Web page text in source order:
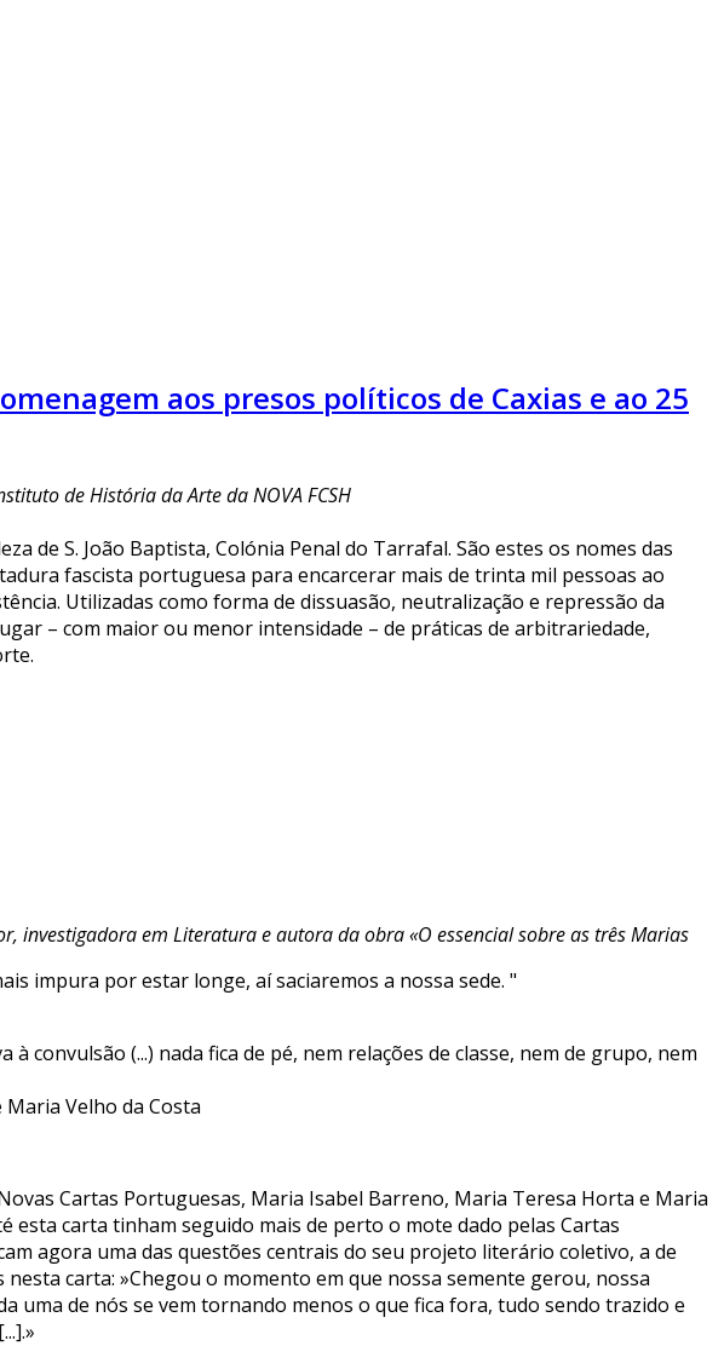
aos presos políticos de Caxias e ao 25
de História da Arte da NOVA FCSH
de S. João Baptista, Colónia Penal do Tarrafal. São estes os nomes das
fascista portuguesa para encarcerar mais de trinta mil pessoas ao
Utilizadas como forma de dissuasão, neutralização e repressão da
– com maior ou menor intensidade – de práticas de arbitrariedade,
investigadora em Literatura e autora da obra «O essencial sobre as três Marias
impura por estar longe, aí saciaremos a nossa sede. "
convulsão (...) nada fica de pé, nem relações de classe, nem de grupo, nem
Velho da Costa
Cartas Portuguesas, Maria Isabel Barreno, Maria Teresa Horta e Maria
esta carta tinham seguido mais de perto o mote dado pelas Cartas
agora uma das questões centrais do seu projeto literário coletivo, a de
carta: »Chegou o momento em que nossa semente gerou, nossa
uma de nós se vem tornando menos o que fica fora, tudo sendo trazido e